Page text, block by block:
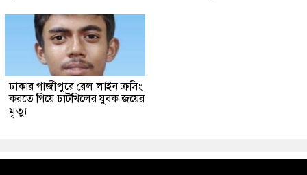
ঢাকার গাজীপুরে রেল লাইন ক্রসিং
করতে গিয়ে চাটখিলের যুবক জয়ের
মৃত্যু